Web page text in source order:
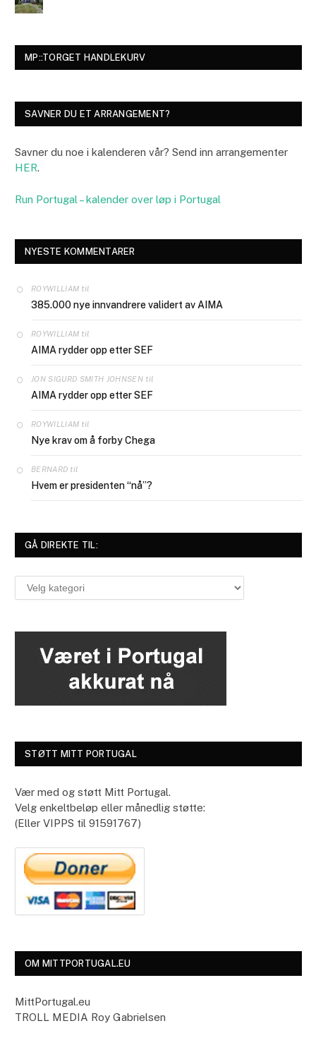
MP::TORGET HANDLEKURV
SAVNER DU ET ARRANGEMENT?
Savner du noe i kalenderen vår? Send inn arrangementer
HER.
Run Portugal – kalender over løp i Portugal
NYESTE KOMMENTARER
ROYWILLIAM til
385.000 nye innvandrere validert av AIMA
ROYWILLIAM til
AIMA rydder opp etter SEF
JON SIGURD SMITH JOHNSENtil
AIMA rydder opp etter SEF
ROYWILLIAM til
Nye krav om å forby Chega
BERNARD til
Hvem er presidenten “nå”?
GÅ DIREKTE TIL:
direkte
STØTT MITT PORTUGAL
Vær med og støtt Mitt Portugal.
Velg enkeltbeløp eller månedlig støtte:
(Eller VIPPS til 91591767)
OM MITTPORTUGAL.EU
MittPortugal.eu
TROLL MEDIA Roy Gabrielsen